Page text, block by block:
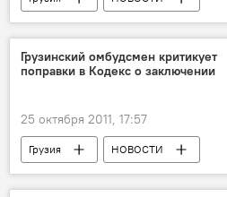
Грузинский омбудсмен критикует
поправки в Кодекс о заключении
25 октября 2011, 17:57
Грузия НОВОСТИ